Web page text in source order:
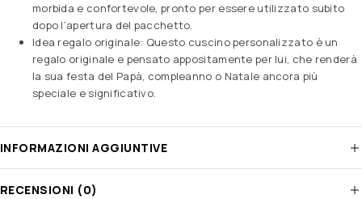
morbida e confortevole, pronto per essere utilizzato subito
dopo l’apertura del pacchetto.
Idea regalo originale: Questo cuscino personalizzato è un
regalo originale e pensato appositamente per lui, che renderà
la sua festa del Papà, compleanno o Natale ancora più
speciale e significativo.
INFORMAZIONI AGGIUNTIVE
RECENSIONI (0)